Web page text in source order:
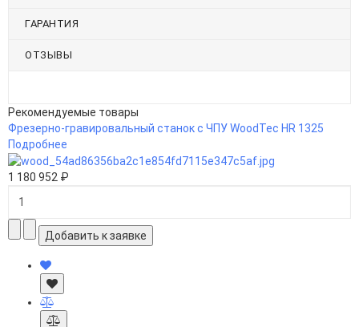
ГАРАНТИЯ
ОТЗЫВЫ
Рекомендуемые товары
Фрезерно-гравировальный станок с ЧПУ WoodTec HR 1325
Подробнее
1 180 952 ₽